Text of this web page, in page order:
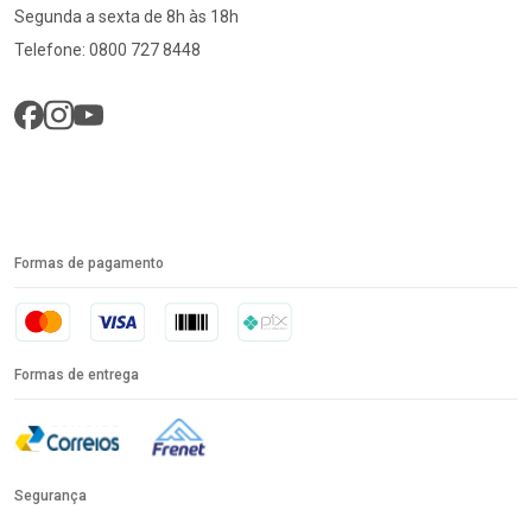
Segunda a sexta de 8h às 18h
Telefone: 0800 727 8448
Formas de pagamento
Formas de entrega
Segurança